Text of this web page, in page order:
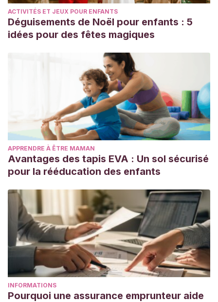
ACTIVITÉS ET JEUX POUR ENFANTS
Déguisements de Noël pour enfants : 5
idées pour des fêtes magiques
APPRENDRE À ÊTRE MAMAN
Avantages des tapis EVA : Un sol sécurisé
pour la rééducation des enfants
INFORMATIONS
Pourquoi une assurance emprunteur aide